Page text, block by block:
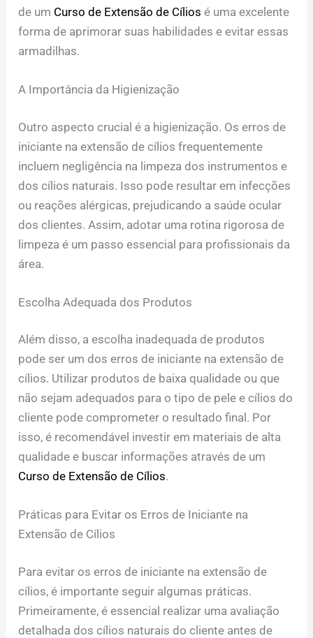
de um Curso de Extensão de Cílios é uma excelente
forma de aprimorar suas habilidades e evitar essas
armadilhas.
A Importância da Higienização
Outro aspecto crucial é a higienização. Os erros de
iniciante na extensão de cílios frequentemente
incluem negligência na limpeza dos instrumentos e
dos cílios naturais. Isso pode resultar em infecções
ou reações alérgicas, prejudicando a saúde ocular
dos clientes. Assim, adotar uma rotina rigorosa de
limpeza é um passo essencial para profissionais da
área.
Escolha Adequada dos Produtos
Além disso, a escolha inadequada de produtos
pode ser um dos erros de iniciante na extensão de
cílios. Utilizar produtos de baixa qualidade ou que
não sejam adequados para o tipo de pele e cílios do
cliente pode comprometer o resultado final. Por
isso, é recomendável investir em materiais de alta
qualidade e buscar informações através de um
Curso de Extensão de Cílios.
Práticas para Evitar os Erros de Iniciante na
Extensão de Cílios
Para evitar os erros de iniciante na extensão de
cílios, é importante seguir algumas práticas.
Primeiramente, é essencial realizar uma avaliação
detalhada dos cílios naturais do cliente antes de